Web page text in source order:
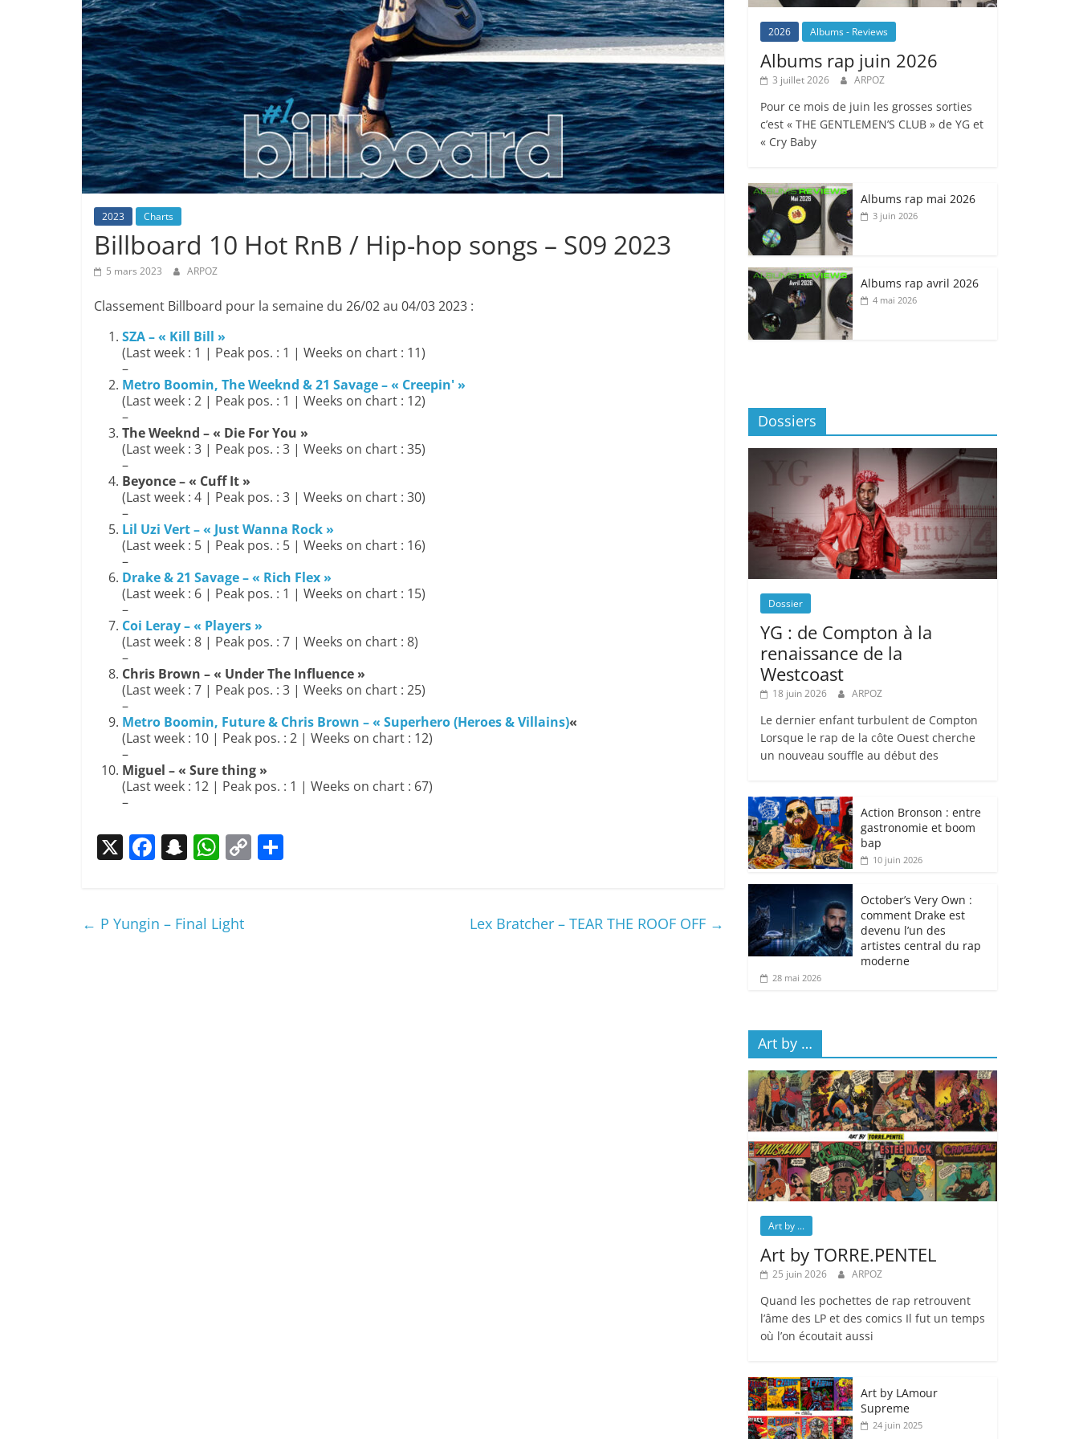
2023 Charts
Billboard 10 Hot RnB / Hip-hop songs – S09 2023
5 mars 2023 ARPOZ
Classement Billboard pour la semaine du 26/02 au 04/03 2023 :
SZA – « Kill Bill »
(Last week : 1 | Peak pos. : 1 | Weeks on chart : 11)
–
Metro Boomin, The Weeknd & 21 Savage – « Creepin' »
(Last week : 2 | Peak pos. : 1 | Weeks on chart : 12)
–
The Weeknd – « Die For You »
(Last week : 3 | Peak pos. : 3 | Weeks on chart : 35)
–
Beyonce – « Cuff It »
(Last week : 4 | Peak pos. : 3 | Weeks on chart : 30)
–
Lil Uzi Vert – « Just Wanna Rock »
(Last week : 5 | Peak pos. : 5 | Weeks on chart : 16)
–
Drake & 21 Savage – « Rich Flex »
(Last week : 6 | Peak pos. : 1 | Weeks on chart : 15)
–
Coi Leray – « Players »
(Last week : 8 | Peak pos. : 7 | Weeks on chart : 8)
–
Chris Brown – « Under The Influence »
(Last week : 7 | Peak pos. : 3 | Weeks on chart : 25)
–
Metro Boomin, Future & Chris Brown – « Superhero (Heroes & Villains)«
(Last week : 10 | Peak pos. : 2 | Weeks on chart : 12)
–
Miguel – « Sure thing »
(Last week : 12 | Peak pos. : 1 | Weeks on chart : 67)
–
X F
e
S
p
W
s
C
← P Yungin – Final Light Lex Bratcher – TEAR THE ROOF OFF →
2026 Albums - Reviews
Albums rap juin 2026
3 juillet 2026 ARPOZ
Pour ce mois de juin les grosses sorties
c’est « THE GENTLEMEN’S CLUB » de YG et
« Cry Baby
Albums rap mai 2026
3 juin 2026
Albums rap avril 2026
4 mai 2026
Dossiers
Dossier
YG : de Compton à la
renaissance de la
Westcoast
18 juin 2026 ARPOZ
Le dernier enfant turbulent de Compton
Lorsque le rap de la côte Ouest cherche
un nouveau souffle au début des
Action Bronson : entre
gastronomie et boom
bap
10 juin 2026
October’s Very Own :
comment Drake est
devenu l’un des
artistes central du rap
moderne
28 mai 2026
Art by …
Art by ...
Art by TORRE.PENTEL
25 juin 2026 ARPOZ
Quand les pochettes de rap retrouvent
l’âme des LP et des comics Il fut un temps
où l’on écoutait aussi
Art by LAmour
Supreme
24 juin 2025